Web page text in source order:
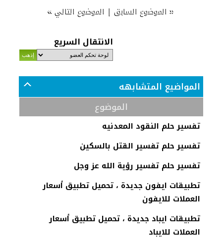
« الموضوع السابق| الموضوع التالي»
الانتقال السريع
المواضيع المتشابهه
الموضوع
تفسير حلم النقود المعدنيه
تفسير حلم تفسير القتل بالسكين
تفسير حلم تفسير رؤية الله عز وجل
تطبيقات ايفون جديدة ، تحميل تطبيق أسعار
العملات للايفون
تطبيقات ايباد جديدة ، تحميل تطبيق أسعار
العملات للايباد